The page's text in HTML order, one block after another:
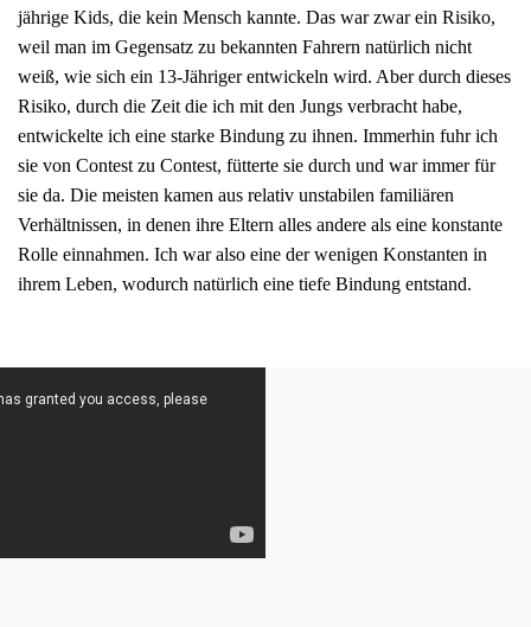
jährige Kids, die kein Mensch kannte. Das war zwar ein Risiko,
weil man im Gegensatz zu bekannten Fahrern natürlich nicht
weiß, wie sich ein 13-Jähriger entwickeln wird. Aber durch dieses
Risiko, durch die Zeit die ich mit den Jungs verbracht habe,
entwickelte ich eine starke Bindung zu ihnen. Immerhin fuhr ich
sie von Contest zu Contest, fütterte sie durch und war immer für
sie da. Die meisten kamen aus relativ unstabilen familiären
Verhältnissen, in denen ihre Eltern alles andere als eine konstante
Rolle einnahmen. Ich war also eine der wenigen Konstanten in
ihrem Leben, wodurch natürlich eine tiefe Bindung entstand.